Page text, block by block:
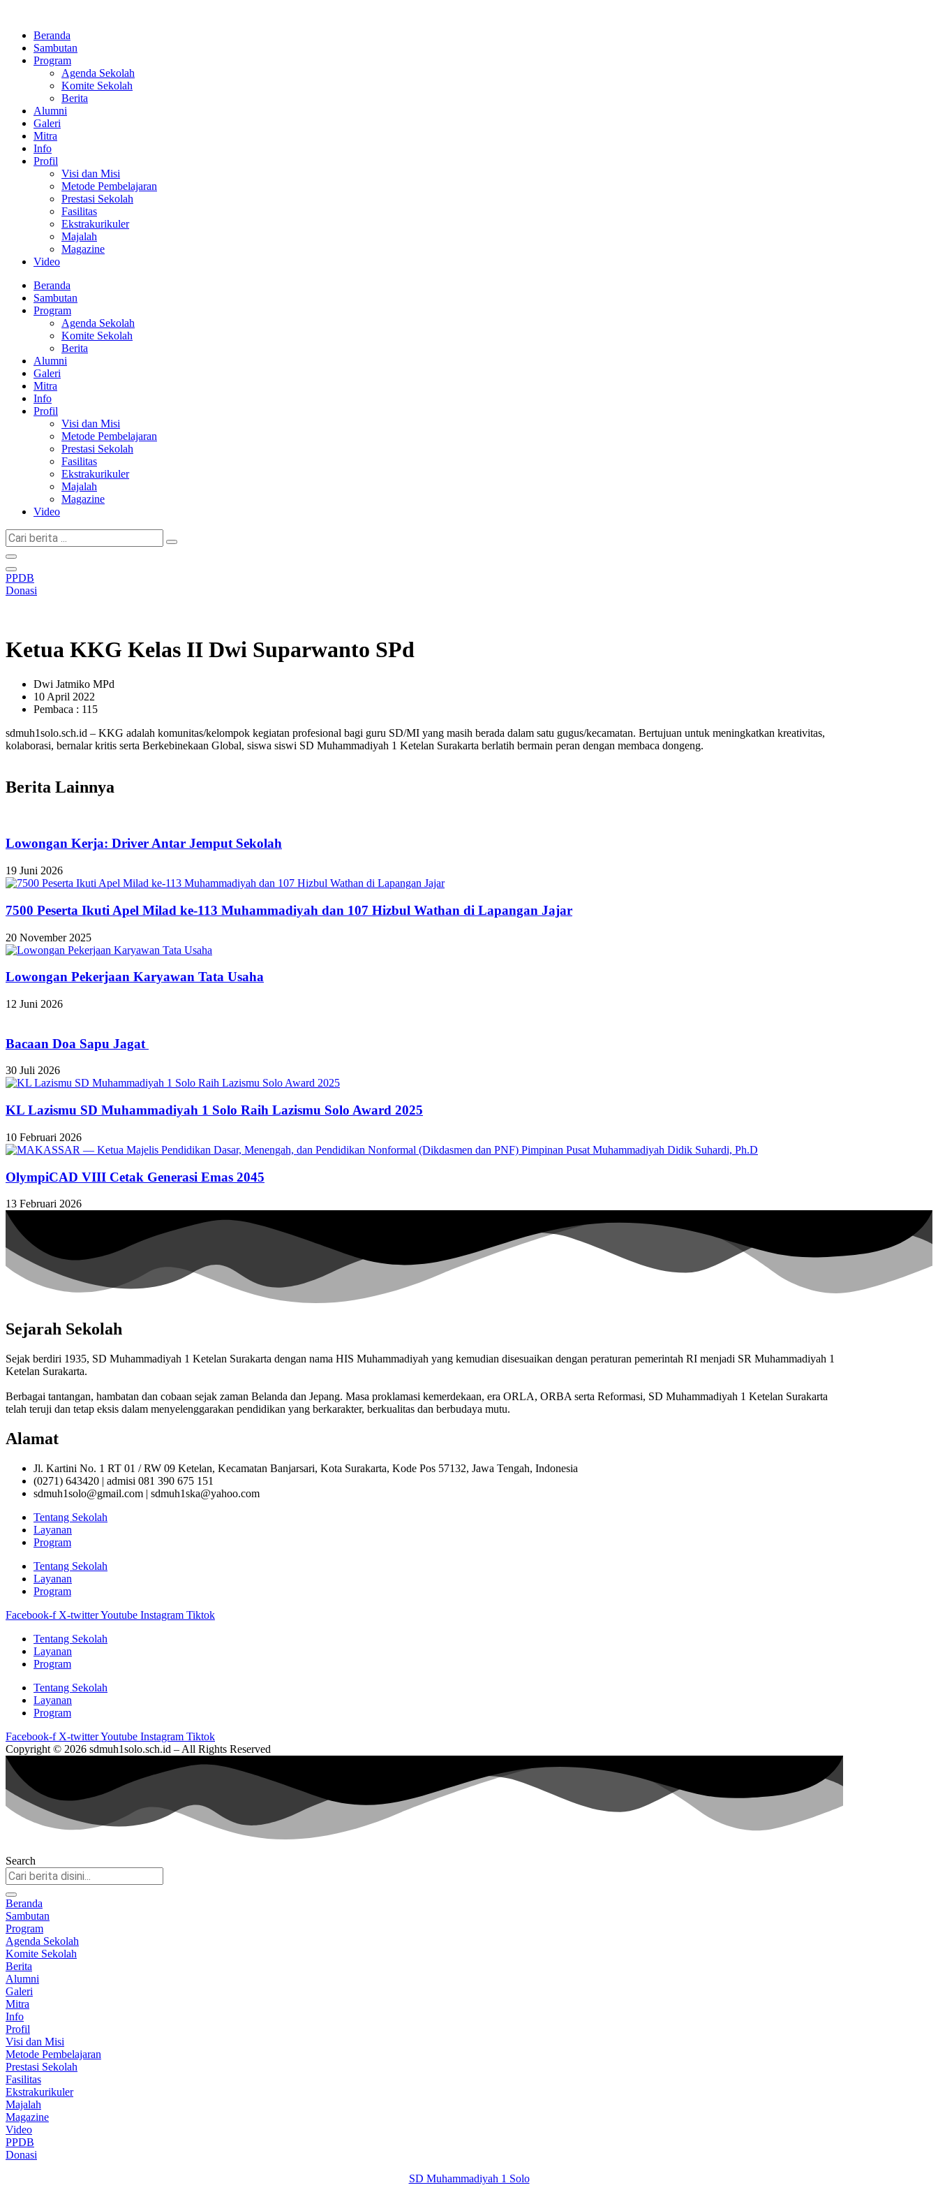
kontenBeranda
Sambutan
Program
Agenda Sekolah
Komite Sekolah
Berita
Alumni
Galeri
Mitra
Info
Profil
Visi dan Misi
Metode Pembelajaran
Prestasi Sekolah
Fasilitas
Ekstrakurikuler
Majalah
Magazine
Video
Beranda
Sambutan
Program
Agenda Sekolah
Komite Sekolah
Berita
Alumni
Galeri
Mitra
Info
Profil
Visi dan Misi
Metode Pembelajaran
Prestasi Sekolah
Fasilitas
Ekstrakurikuler
Majalah
Magazine
Video
Cari
berita
...
PPDB
Donasi
Ketua KKG Kelas II Dwi Suparwanto SPd
Dwi Jatmiko MPd
10 April 2022
Pembaca : 115
sdmuh1solo.sch.id – KKG adalah komunitas/kelompok kegiatan profesional bagi guru SD/MI yang masih berada dalam satu gugus/kecamatan. Bertujuan untuk meningkatkan kreativitas,
kolaborasi, bernalar kritis serta Berkebinekaan Global, siswa siswi SD Muhammadiyah 1 Ketelan Surakarta berlatih bermain peran dengan membaca dongeng.
Berita Lainnya
Lowongan Kerja: Driver Antar Jemput Sekolah
19 Juni 2026
7500 Peserta Ikuti Apel Milad ke-113 Muhammadiyah dan 107 Hizbul Wathan di Lapangan Jajar
20 November 2025
Lowongan Pekerjaan Karyawan Tata Usaha
12 Juni 2026
Bacaan Doa Sapu Jagat
30 Juli 2026
KL Lazismu SD Muhammadiyah 1 Solo Raih Lazismu Solo Award 2025
10 Februari 2026
OlympiCAD VIII Cetak Generasi Emas 2045
13 Februari 2026
Sejarah Sekolah
Sejak berdiri 1935, SD Muhammadiyah 1 Ketelan Surakarta dengan nama HIS Muhammadiyah yang kemudian disesuaikan dengan peraturan pemerintah RI menjadi SR Muhammadiyah 1
Ketelan Surakarta.
Berbagai tantangan, hambatan dan cobaan sejak zaman Belanda dan Jepang. Masa proklamasi kemerdekaan, era ORLA, ORBA serta Reformasi, SD Muhammadiyah 1 Ketelan Surakarta
telah teruji dan tetap eksis dalam menyelenggarakan pendidikan yang berkarakter, berkualitas dan berbudaya mutu.
Alamat
Jl. Kartini No. 1 RT 01 / RW 09 Ketelan, Kecamatan Banjarsari, Kota Surakarta, Kode Pos 57132, Jawa Tengah, Indonesia
(0271) 643420 | admisi 081 390 675 151
sdmuh1solo@gmail.com | sdmuh1ska@yahoo.com
Tentang Sekolah
Layanan
Program
Tentang Sekolah
Layanan
Program
Facebook-f X-twitterYoutube Instagram Tiktok
Tentang Sekolah
Layanan
Program
Tentang Sekolah
Layanan
Program
Facebook-f X-twitterYoutube Instagram Tiktok
Copyright © 2026 sdmuh1solo.sch.id – All Rights Reserved
Search
Beranda
Sambutan
Program
Agenda Sekolah
Komite Sekolah
Berita
Alumni
Galeri
Mitra
Info
Profil
Visi dan Misi
Metode Pembelajaran
Prestasi Sekolah
Fasilitas
Ekstrakurikuler
Majalah
Magazine
Video
PPDB
Donasi
SD Muhammadiyah 1 Solo